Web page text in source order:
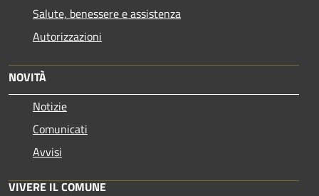
Salute, benessere e assistenza
Autorizzazioni
NOVITÀ
Notizie
Comunicati
Avvisi
VIVERE IL COMUNE